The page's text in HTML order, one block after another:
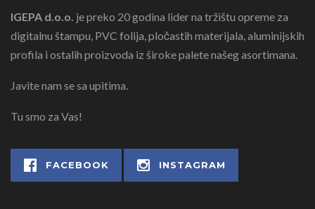
IGEPA d.o.o. je preko 20 godina lider na tržištu opreme za
digitalnu štampu, PVC folija, pločastih materijala, aluminijskih
profila i ostalih proizvoda iz široke palete našeg asortimana.
Javite nam se sa upitima.
Tu smo za Vas!
FACEBOOK INSTAGRAM